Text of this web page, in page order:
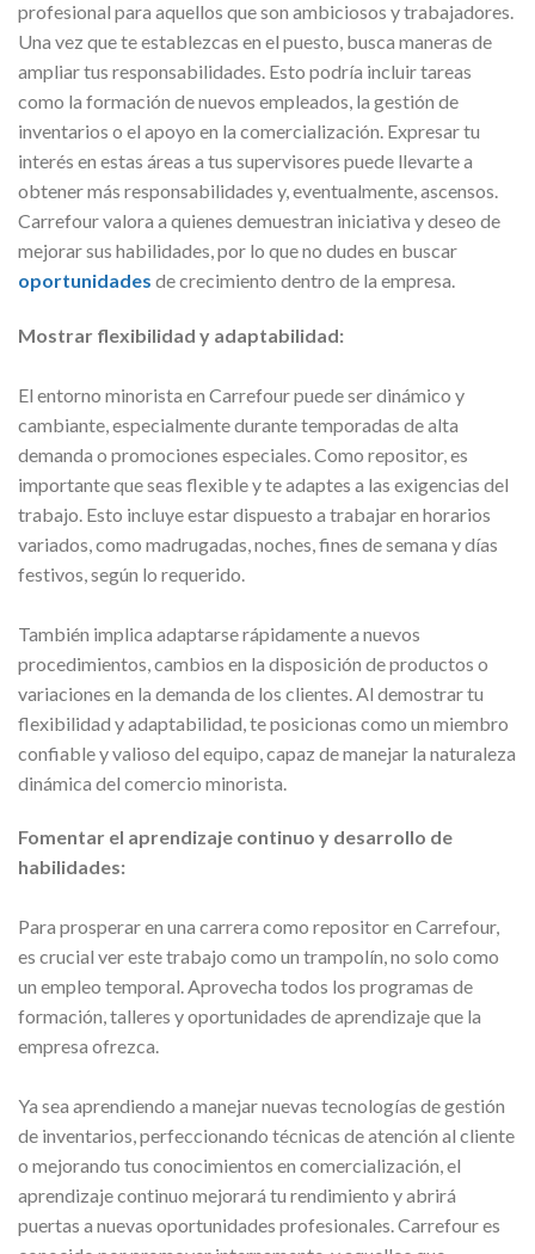
profesional para aquellos que son ambiciosos y trabajadores.
Una vez que te establezcas en el puesto, busca maneras de
ampliar tus responsabilidades. Esto podría incluir tareas
como la formación de nuevos empleados, la gestión de
inventarios o el apoyo en la comercialización. Expresar tu
interés en estas áreas a tus supervisores puede llevarte a
obtener más responsabilidades y, eventualmente, ascensos.
Carrefour valora a quienes demuestran iniciativa y deseo de
mejorar sus habilidades, por lo que no dudes en buscar
oportunidades de crecimiento dentro de la empresa.
Mostrar flexibilidad y adaptabilidad:
El entorno minorista en Carrefour puede ser dinámico y
cambiante, especialmente durante temporadas de alta
demanda o promociones especiales. Como repositor, es
importante que seas flexible y te adaptes a las exigencias del
trabajo. Esto incluye estar dispuesto a trabajar en horarios
variados, como madrugadas, noches, fines de semana y días
festivos, según lo requerido.
También implica adaptarse rápidamente a nuevos
procedimientos, cambios en la disposición de productos o
variaciones en la demanda de los clientes. Al demostrar tu
flexibilidad y adaptabilidad, te posicionas como un miembro
confiable y valioso del equipo, capaz de manejar la naturaleza
dinámica del comercio minorista.
Fomentar el aprendizaje continuo y desarrollo de
habilidades:
Para prosperar en una carrera como repositor en Carrefour,
es crucial ver este trabajo como un trampolín, no solo como
un empleo temporal. Aprovecha todos los programas de
formación, talleres y oportunidades de aprendizaje que la
empresa ofrezca.
Ya sea aprendiendo a manejar nuevas tecnologías de gestión
de inventarios, perfeccionando técnicas de atención al cliente
o mejorando tus conocimientos en comercialización, el
aprendizaje continuo mejorará tu rendimiento y abrirá
puertas a nuevas oportunidades profesionales. Carrefour es